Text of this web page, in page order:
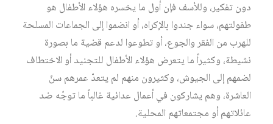
دون تفكير، وللأسف فإن أول ما يخسره هؤلاء الأطفال هو
طفولتهم، سواء جندوا بالإكراه، أو انضموا إلى الجماعات المسلحة
للهرب من الفقر والجوع، أو تطوعوا لدعم قضية ما بصورة
نشيطة، وكثيراً ما يتعرض هؤلاء الأطفال للتجنيد أو الاختطاف
لضمهم إلى الجيوش، وكثيرون منهم لم يتعدّ عمرهم سنّ
العاشرة، وهم يشاركون في أعمال عدائية غالباً ما توجّه ضد
عائلاتهم أو مجتمعاتهم المحلية.